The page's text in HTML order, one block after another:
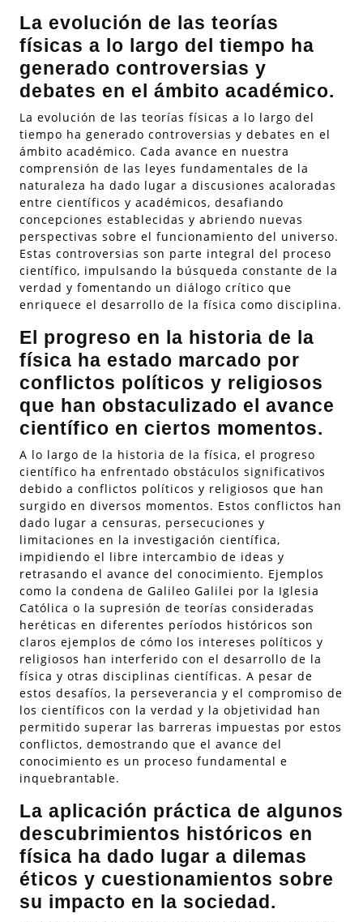
La evolución de las teorías
físicas a lo largo del tiempo ha
generado controversias y
debates en el ámbito académico.
La evolución de las teorías físicas a lo largo del
tiempo ha generado controversias y debates en el
ámbito académico. Cada avance en nuestra
comprensión de las leyes fundamentales de la
naturaleza ha dado lugar a discusiones acaloradas
entre científicos y académicos, desafiando
concepciones establecidas y abriendo nuevas
perspectivas sobre el funcionamiento del universo.
Estas controversias son parte integral del proceso
científico, impulsando la búsqueda constante de la
verdad y fomentando un diálogo crítico que
enriquece el desarrollo de la física como disciplina.
El progreso en la historia de la
física ha estado marcado por
conflictos políticos y religiosos
que han obstaculizado el avance
científico en ciertos momentos.
A lo largo de la historia de la física, el progreso
científico ha enfrentado obstáculos significativos
debido a conflictos políticos y religiosos que han
surgido en diversos momentos. Estos conflictos han
dado lugar a censuras, persecuciones y
limitaciones en la investigación científica,
impidiendo el libre intercambio de ideas y
retrasando el avance del conocimiento. Ejemplos
como la condena de Galileo Galilei por la Iglesia
Católica o la supresión de teorías consideradas
heréticas en diferentes períodos históricos son
claros ejemplos de cómo los intereses políticos y
religiosos han interferido con el desarrollo de la
física y otras disciplinas científicas. A pesar de
estos desafíos, la perseverancia y el compromiso de
los científicos con la verdad y la objetividad han
permitido superar las barreras impuestas por estos
conflictos, demostrando que el avance del
conocimiento es un proceso fundamental e
inquebrantable.
La aplicación práctica de algunos
descubrimientos históricos en
física ha dado lugar a dilemas
éticos y cuestionamientos sobre
su impacto en la sociedad.